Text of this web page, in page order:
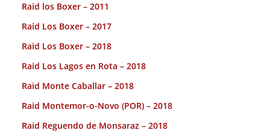
Raid los Boxer – 2011
Raid Los Boxer – 2017
Raid Los Boxer – 2018
Raid Los Lagos en Rota – 2018
Raid Monte Caballar – 2018
Raid Montemor-o-Novo (POR) – 2018
Raid Reguendo de Monsaraz – 2018